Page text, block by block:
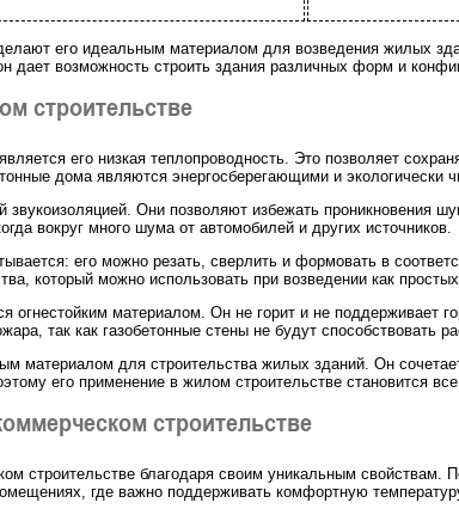
его идеальным материалом для возведения жилых
дает возможность строить здания различных форм и
строительстве
его низкая теплопроводность. Это позволяет
дома являются энергосберегающими и экологически
звукоизоляцией. Они позволяют избежать
вокруг много шума от автомобилей и других источников.
его можно резать, сверлить и формовать в
который можно использовать при возведении как
огнестойким материалом. Он не горит и не поддерживает
так как газобетонные стены не будут способствовать
материалом для строительства жилых зданий. Он
его применение в жилом строительстве становится
строительстве
строительстве благодаря своим уникальным свойствам.
где важно поддерживать комфортную